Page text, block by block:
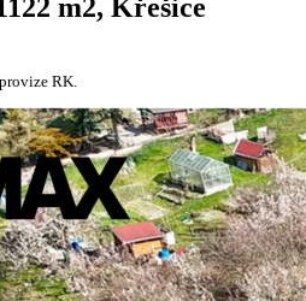
m2, Křešice
RK.